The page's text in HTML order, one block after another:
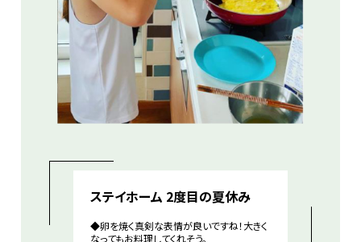
ステイホーム 2度目の夏休み
◆卵を焼く真剣な表情が良いですね！大きく
なってもお料理してくれそう。